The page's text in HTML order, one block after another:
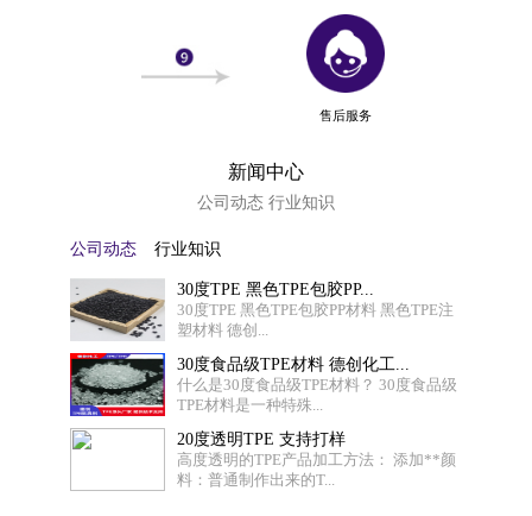
售后服务
新闻中心
公司动态 行业知识
公司动态 行业知识
30度TPE 黑色TPE包胶PP...
30度TPE 黑色TPE包胶PP材料 黑色TPE注
塑材料 德创...
30度食品级TPE材料 德创化工...
什么是30度食品级TPE材料？ 30度食品级
TPE材料是一种特殊...
20度透明TPE 支持打样
高度透明的TPE产品加工方法： 添加**颜
料：普通制作出来的T...